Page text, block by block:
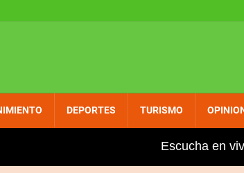
DEPORTES TURISMO
UASD Centro Nagua y Ministerio de la
Escucha en